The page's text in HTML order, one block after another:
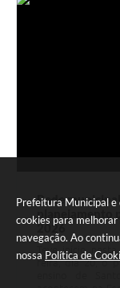
Prefeitura Municipal e
cookies para
navegação. Ao
nossa Política de
Rede
planejamento
2026
Teve início
feira, dia 20, o